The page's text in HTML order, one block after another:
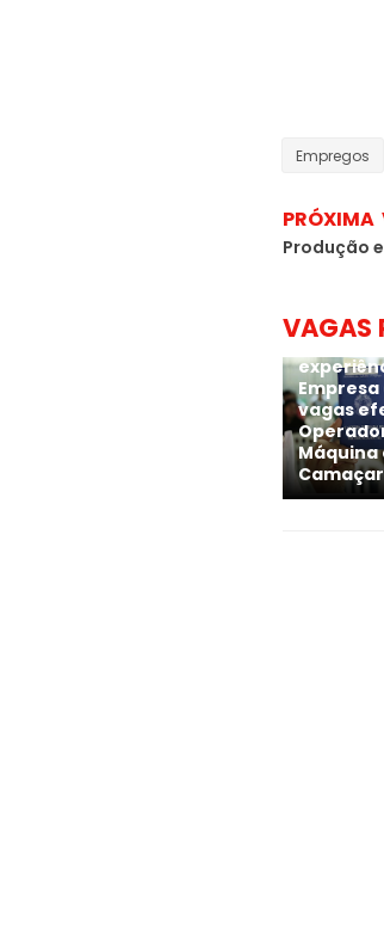
Empregos
PRÓXIMA
Produção
VAGAS
Empresa
vagas
Máquina